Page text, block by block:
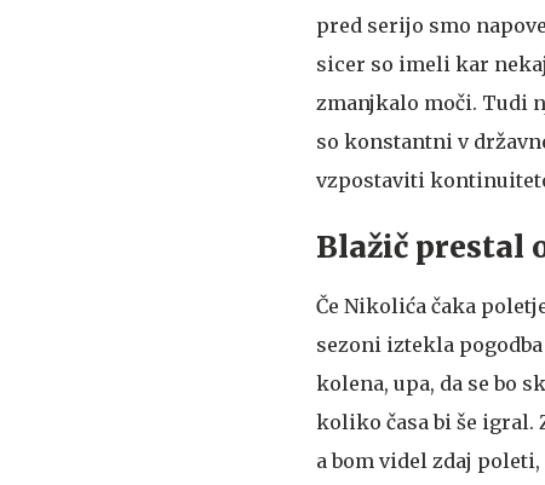
pred serijo smo
sicer so imeli kar
zmanjkalo moči. Tudi
so konstantni v
vzpostaviti
Blažič prestal
Če Nikolića čaka
sezoni iztekla
kolena, upa, da se bo
koliko časa bi še igral.
a bom videl zdaj